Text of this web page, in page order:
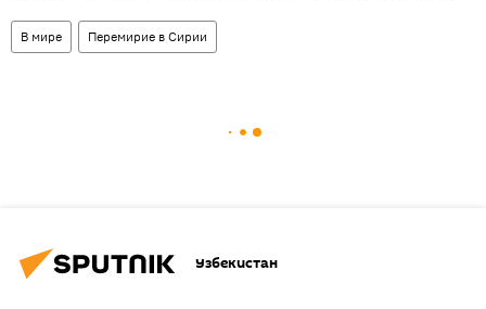
В мире Перемирие в Сирии
Узбекистан